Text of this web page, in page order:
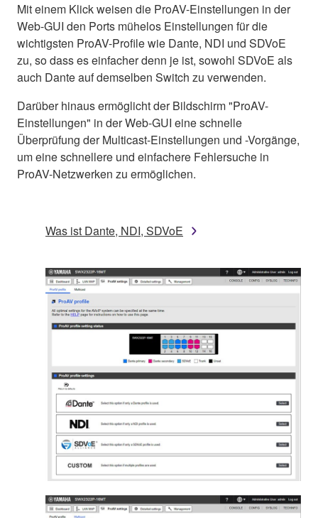
Mit einem Klick weisen die ProAV-Einstellungen in der
Web-GUI den Ports mühelos Einstellungen für die
wichtigsten ProAV-Profile wie Dante, NDI und SDVoE
zu, so dass es einfacher denn je ist, sowohl SDVoE als
auch Dante auf demselben Switch zu verwenden.
Darüber hinaus ermöglicht der Bildschirm "ProAV-
Einstellungen" in der Web-GUI eine schnelle
Überprüfung der Multicast-Einstellungen und -Vorgänge,
um eine schnellere und einfachere Fehlersuche in
ProAV-Netzwerken zu ermöglichen.
Was ist Dante, NDI, SDVoE